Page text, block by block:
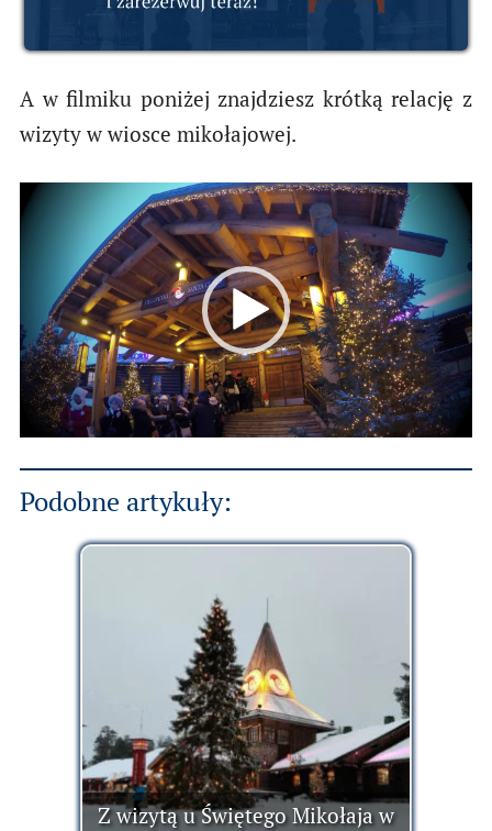
A w filmiku poniżej znajdziesz krótką relację z
wizyty w wiosce mikołajowej.
Podobne artykuły:
Z wizytą u Świętego Mikołaja w